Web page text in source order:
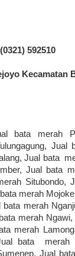
592510
Kecamatan
bata merah
Jual
Jual bata
Jual bata
Situbondo,
merah
merah
merah
merah
bata merah
Jual